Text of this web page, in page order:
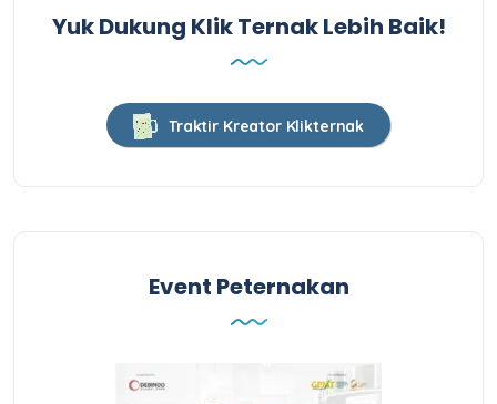
Yuk Dukung Klik Ternak Lebih Baik!
Traktir Kreator Klikternak
Event Peternakan